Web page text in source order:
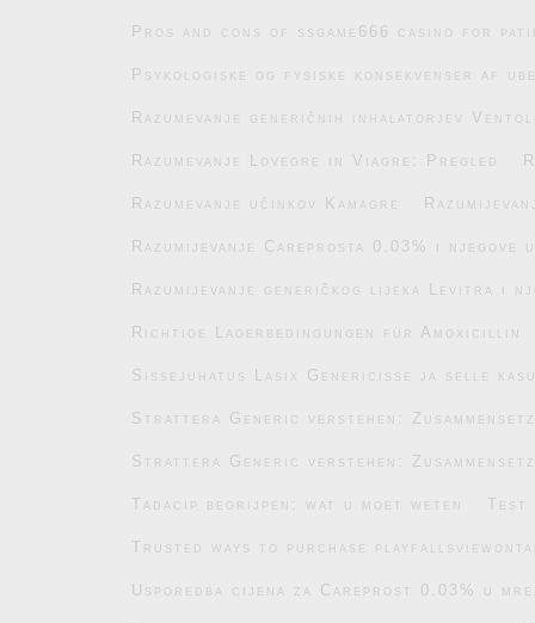
Pros and cons of ssgame666 casino for
Psykologiske og fysiske konsekvenser af
Razumevanje generičnih inhalatorjev
Razumevanje Lovegre in Viagre: Pregled
Razumevanje učinkov Kamagre
Razumijevanje Careprosta 0.03% i njegove
Razumijevanje generičkog lijeka Levitra i
Richtige Lagerbedingungen für Amoxicillin
Sissejuhatus Lasix Genericisse ja selle
Strattera Generic verstehen:
Strattera Generic verstehen:
Tadacip begrijpen: wat u moet weten Test
Trusted ways to purchase
Usporedba cijena za Careprost 0.03% u